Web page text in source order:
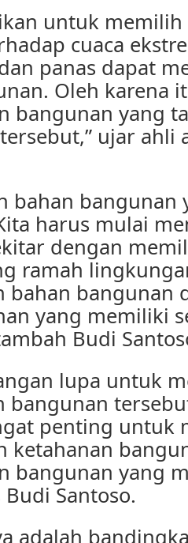
untuk
cuaca
panas dapat
Oleh karena
bangunan yang
ujar ahli
bahan bangunan
harus mulai
dengan
ramah
bahan bangunan
yang memiliki
Budi
lupa untuk
bangunan
penting untuk
ketahanan
bangunan yang
Budi Santoso.
adalah